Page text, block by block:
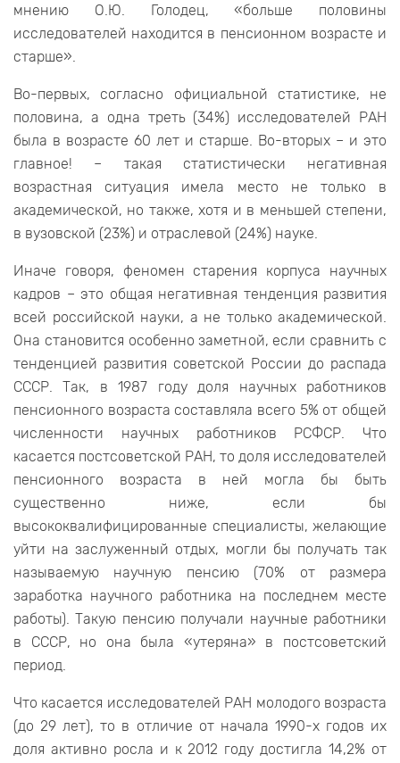
мнению О.Ю. Голодец, «больше половины
исследователей находится в пенсионном возрасте и
старше».
Во-первых, согласно официальной статистике, не
половина, а одна треть (34%) исследователей РАН
была в возрасте 60 лет и старше. Во-вторых – и это
главное! – такая статистически негативная
возрастная ситуация имела место не только в
академической, но также, хотя и в меньшей степени,
в вузовской (23%) и отраслевой (24%) науке.
Иначе говоря, феномен старения корпуса научных
кадров – это общая негативная тенденция развития
всей российской науки, а не только академической.
Она становится особенно заметной, если сравнить с
тенденцией развития советской России до распада
СССР. Так, в 1987 году доля научных работников
пенсионного возраста составляла всего 5% от общей
численности научных работников РСФСР. Что
касается постсоветской РАН, то доля исследователей
пенсионного возраста в ней могла бы быть
существенно ниже, если бы
высококвалифицированные специалисты, желающие
уйти на заслуженный отдых, могли бы получать так
называемую научную пенсию (70% от размера
заработка научного работника на последнем месте
работы). Такую пенсию получали научные работники
в СССР, но она была «утеряна» в постсоветский
период.
Что касается исследователей РАН молодого возраста
(до 29 лет), то в отличие от начала 1990-х годов их
доля активно росла и к 2012 году достигла 14,2% от